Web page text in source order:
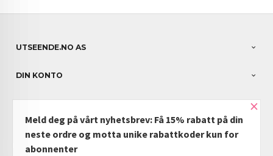
UTSEENDE.NO AS
DIN KONTO
NYHETSBREV
PARTNERE
×
Meld deg på vårt nyhetsbrev: Få 15% rabatt på din
neste ordre og motta unike rabattkoder kun for
abonnenter